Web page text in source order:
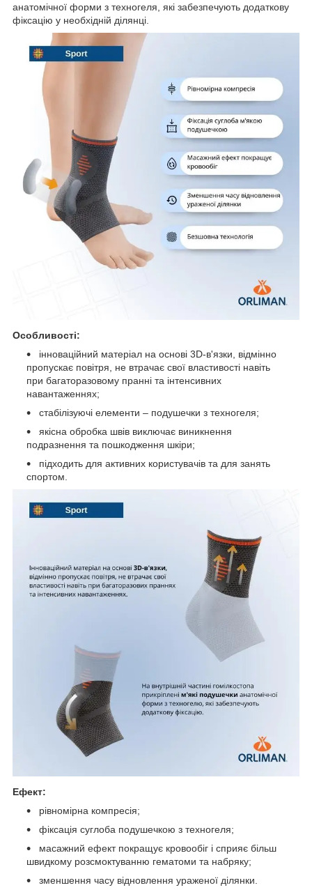
анатомічної форми з техногеля, які забезпечують додаткову
фіксацію у необхідній ділянці.
Особливості:
інноваційний матеріал на основі 3D-в'язки, відмінно
пропускає повітря, не втрачає свої властивості навіть
при багаторазовому пранні та інтенсивних
навантаженнях;
стабілізуючі елементи – подушечки з техногеля;
якісна обробка швів виключає виникнення
подразнення та пошкодження шкіри;
підходить для активних користувачів та для занять
спортом.
Ефект:
рівномірна компресія;
фіксація суглоба подушечкою з техногеля;
масажний ефект покращує кровообіг і сприяє більш
швидкому розсмоктуванню гематоми та набряку;
зменшення часу відновлення ураженої ділянки.